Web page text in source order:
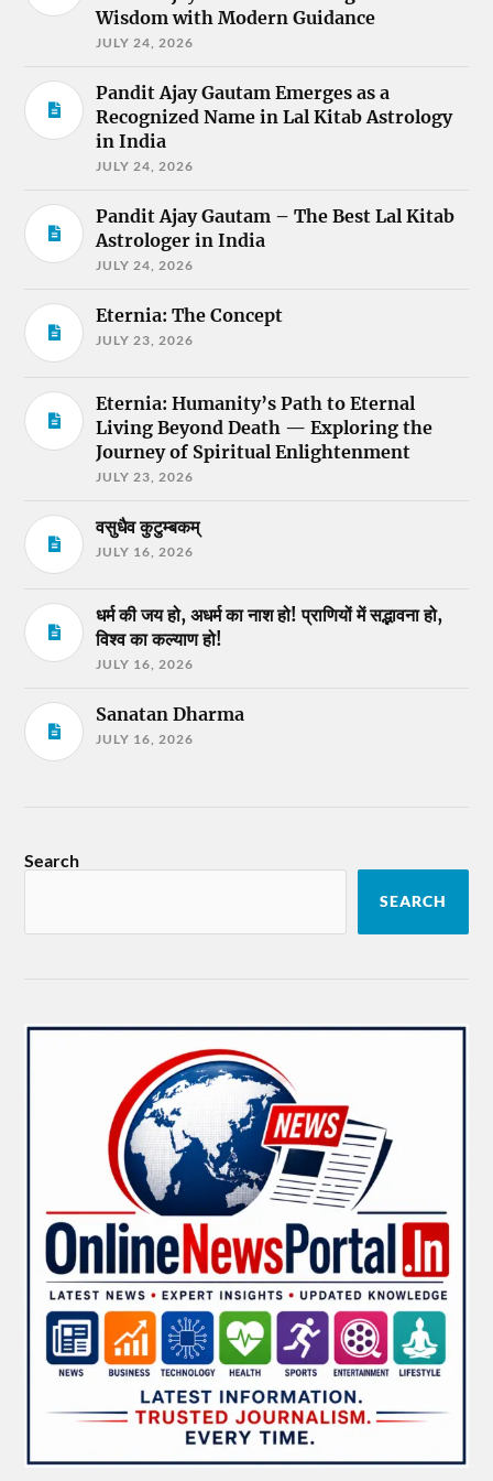
Wisdom with Modern Guidance
JULY 24, 2026
Pandit Ajay Gautam Emerges as a
Recognized Name in Lal Kitab Astrology
in India
JULY 24, 2026
Pandit Ajay Gautam – The Best Lal Kitab
Astrologer in India
JULY 24, 2026
Eternia: The Concept
JULY 23, 2026
Eternia: Humanity’s Path to Eternal
Living Beyond Death — Exploring the
Journey of Spiritual Enlightenment
JULY 23, 2026
वसुधैव कुटुम्बकम्
JULY 16, 2026
धर्म की जय हो, अधर्म का नाश हो! प्राणियों में सद्भावना हो,
विश्व का कल्याण हो!
JULY 16, 2026
Sanatan Dharma
JULY 16, 2026
Search
SEARCH